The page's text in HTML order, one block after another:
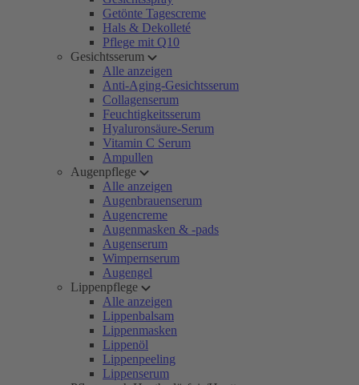
Getönte Tagescreme
Hals & Dekolleté
Pflege mit Q10
Gesichtsserum
Alle anzeigen
Anti-Aging-Gesichtsserum
Collagenserum
Feuchtigkeitsserum
Hyaluronsäure-Serum
Vitamin C Serum
Ampullen
Augenpflege
Alle anzeigen
Augenbrauenserum
Augencreme
Augenmasken & -pads
Augenserum
Wimpernserum
Augengel
Lippenpflege
Alle anzeigen
Lippenbalsam
Lippenmasken
Lippenöl
Lippenpeeling
Lippenserum